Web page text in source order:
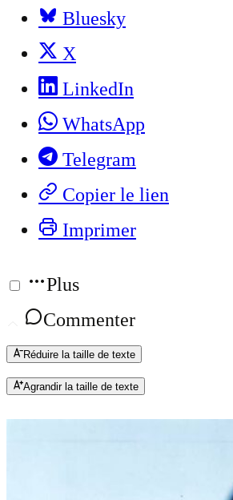
Bluesky
X
LinkedIn
WhatsApp
Telegram
Copier le lien
Imprimer
Plus
Commenter
Réduire la taille de texte
Agrandir la taille de texte